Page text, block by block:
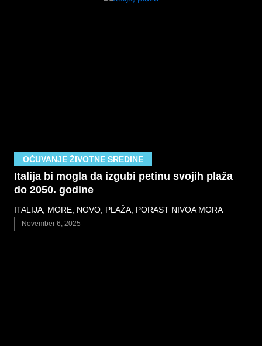
OČUVANJE ŽIVOTNE SREDINE
Italija bi mogla da izgubi petinu svojih plaža
do 2050. godine
ITALIJA MORE NOVO PLAŽA PORAST NIVOA MORA
November 6, 2025